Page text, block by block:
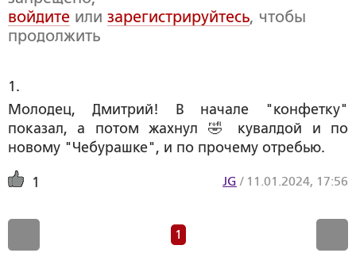
войдите или зарегистрируйтесь, чтобы
продолжить
1.
Молодец, Дмитрий! В начале "конфетку"
показал, а потом жахнул 🤣 кувалдой и по
новому "Чебурашке", и по прочему отребью.
1 JG / 11.01.2024, 17:56
1